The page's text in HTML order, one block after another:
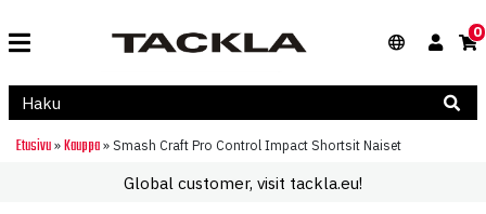
0
Etusivu » Kauppa » Smash Craft Pro Control Impact Shortsit Naiset
Global customer, visit tackla.eu!